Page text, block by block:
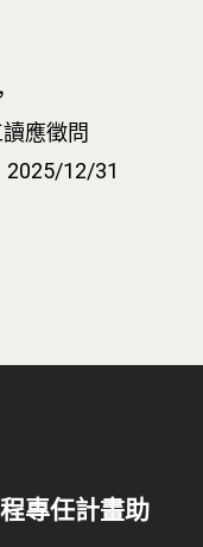
應徵問
2025/12/31
專任計畫助